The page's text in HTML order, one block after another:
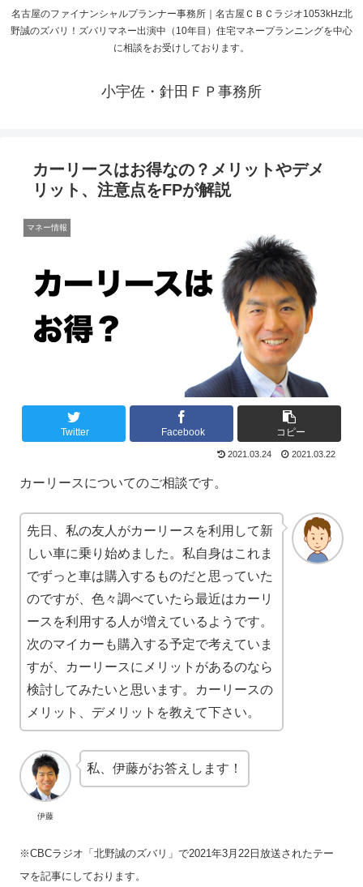
名古屋のファイナンシャルプランナー事務所｜名古屋ＣＢＣラジオ1053kHz北
野誠のズバリ！ズバリマネー出演中（10年目）住宅マネープランニングを中心
に相談をお受けしております。
小宇佐・針田ＦＰ事務所
カーリースはお得なの？メリットやデメ
リット、注意点をFPが解説
マネー情報
Twitter Facebook コピー
2021.03.24 2021.03.22
カーリースについてのご相談です。
先日、私の友人がカーリースを利用して新
しい車に乗り始めました。私自身はこれま
でずっと車は購入するものだと思っていた
のですが、色々調べていたら最近はカーリ
ースを利用する人が増えているようです。
次のマイカーも購入する予定で考えていま
すが、カーリースにメリットがあるのなら
検討してみたいと思います。カーリースの
メリット、デメリットを教えて下さい。
伊藤
私、伊藤がお答えします！
※CBCラジオ「北野誠のズバリ」で2021年3月22日放送されたテー
マを記事にしております。